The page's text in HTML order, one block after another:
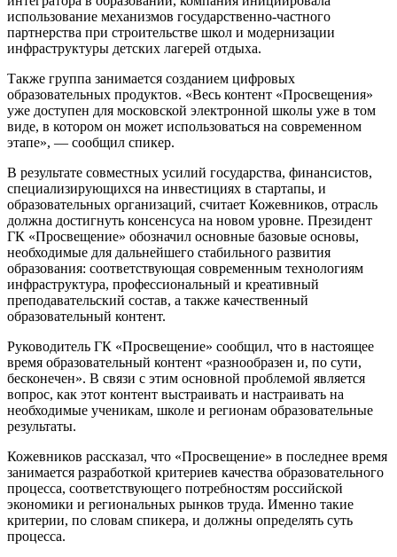
использование механизмов государственно-частного
партнерства при строительстве школ и модернизации
инфраструктуры детских лагерей отдыха.
Также группа занимается созданием цифровых
образовательных продуктов. «Весь контент «Просвещения»
уже доступен для московской электронной школы уже в том
виде, в котором он может использоваться на современном
этапе», — сообщил спикер.
В результате совместных усилий государства, финансистов,
специализирующихся на инвестициях в стартапы, и
образовательных организаций, считает Кожевников, отрасль
должна достигнуть консенсуса на новом уровне. Президент
ГК «Просвещение» обозначил основные базовые основы,
необходимые для дальнейшего стабильного развития
образования: соответствующая современным технологиям
инфраструктура, профессиональный и креативный
преподавательский состав, а также качественный
образовательный контент.
Руководитель ГК «Просвещение» сообщил, что в настоящее
время образовательный контент «разнообразен и, по сути,
бесконечен». В связи с этим основной проблемой является
вопрос, как этот контент выстраивать и настраивать на
необходимые ученикам, школе и регионам образовательные
результаты.
Кожевников рассказал, что «Просвещение» в последнее время
занимается разработкой критериев качества образовательного
процесса, соответствующего потребностям российской
экономики и региональных рынков труда. Именно такие
критерии, по словам спикера, и должны определять суть
процесса.